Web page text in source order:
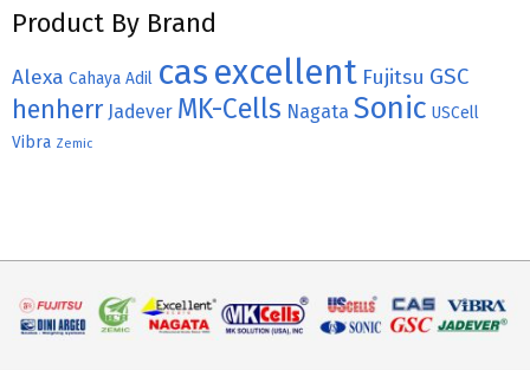
Product By Brand
Alexa Cahaya Adil cas excellent Fujitsu GSC
henherr Jadever MK-Cells Nagata Sonic USCell
Vibra Zemic